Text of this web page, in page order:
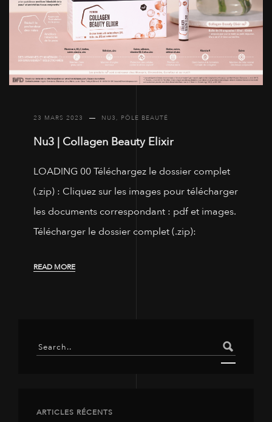
23 MARS 2023 NU3 , PÔLE BEAUTÉ
Nu3 | Collagen Beauty Elixir
LOADING 00 Téléchargez le dossier complet
(.zip) : Cliquez sur les images pour télécharger
les documents correspondant : pdf et images.
Télécharger le dossier complet (.zip):
READ MORE
ARTICLES RÉCENTS